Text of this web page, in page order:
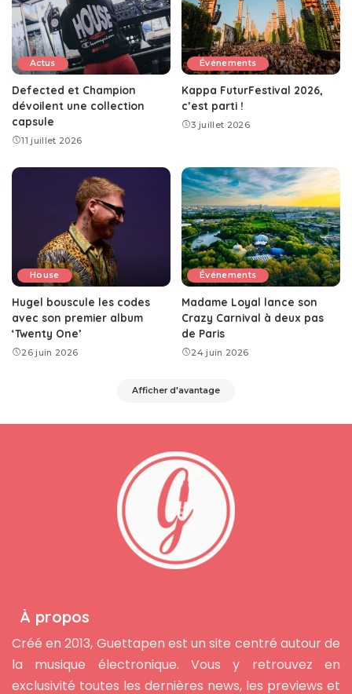
Actus
Defected et Champion
dévoilent une collection
capsule
11 juillet 2026
Événements
Kappa FuturFestival 2026,
c’est parti !
3 juillet 2026
House
Hugel bouscule les codes
avec son premier album
‘Twenty One’
26 juin 2026
Événements
Madame Loyal lance son
Crazy Carnival à deux pas
de Paris
24 juin 2026
Afficher d'avantage
À propos
Créé en 2013, Guettapen est un site centré autour de
la musique électronique. Vous y retrouvez en
exclusivité toutes les dernières news, les previews et